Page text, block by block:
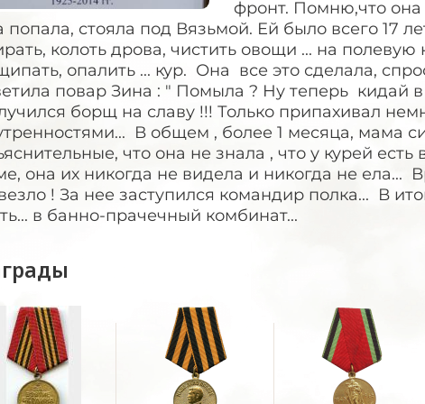
фронт. Помню,что она
попала, стояла под Вязьмой. Ей было всего 17
колоть дрова, чистить овощи ... на
опалить ... кур. Она все это сделала,
повар Зина : " Помыла ? Ну теперь кидай
борщ на славу !!! Только припахивал
В общем , более 1 месяца, мама
что она не знала , что у курей есть
она их никогда не видела и никогда не ела...
! За нее заступился командир полка... В
в банно-прачечный комбинат...